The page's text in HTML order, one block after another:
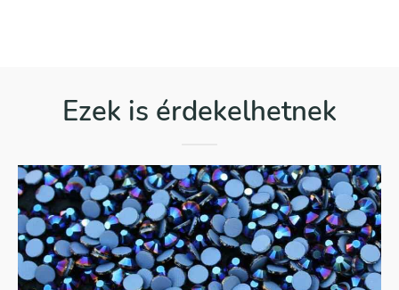
Ezek is érdekelhetnek